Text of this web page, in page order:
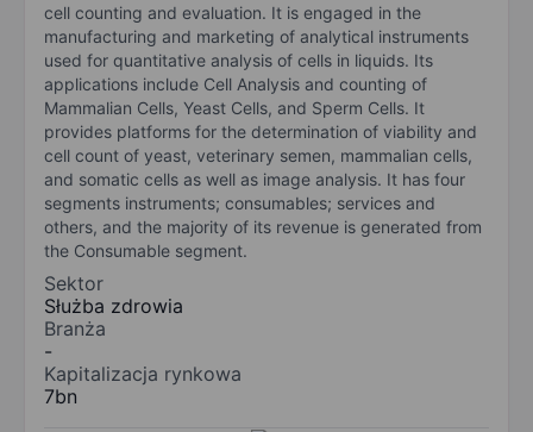
cell counting and evaluation. It is engaged in the
manufacturing and marketing of analytical instruments
used for quantitative analysis of cells in liquids. Its
applications include Cell Analysis and counting of
Mammalian Cells, Yeast Cells, and Sperm Cells. It
provides platforms for the determination of viability and
cell count of yeast, veterinary semen, mammalian cells,
and somatic cells as well as image analysis. It has four
segments instruments; consumables; services and
others, and the majority of its revenue is generated from
the Consumable segment.
Sektor
Służba zdrowia
Branża
-
Kapitalizacja rynkowa
7bn